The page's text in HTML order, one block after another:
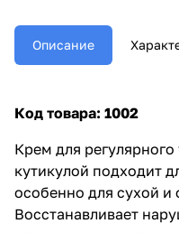
Применять можно
неограниченное
раз в день, при
Описание
Код товара: 1002
Крем для
кутикулой подходит
особенно для сухой и
Восстанавливает